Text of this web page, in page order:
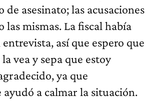
de asesinato; las acusaciones
las mismas. La fiscal había
así que espero que
vea y sepa que estoy
ya que
ayudó a calmar la situación.